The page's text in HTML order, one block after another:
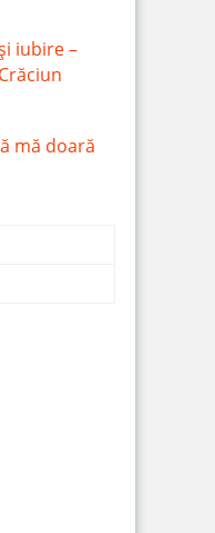
iubire –
mă doară